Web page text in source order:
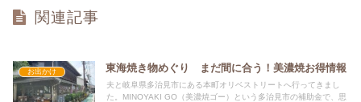
関連記事
お出かけ 東海焼き物めぐり まだ間に合う！美濃焼お得情報
夫と岐阜県多治見市にある本町オリベストリートへ行ってきまし
た。MINOYAKI GO（美濃焼ゴー）という多治見市の補助金で、思